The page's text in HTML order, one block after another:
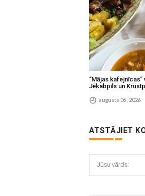
“Mājas kafejnīcas”
Jēkabpils un
augusts 06 , 2026
ATSTĀJIET
Jūsu vārds: